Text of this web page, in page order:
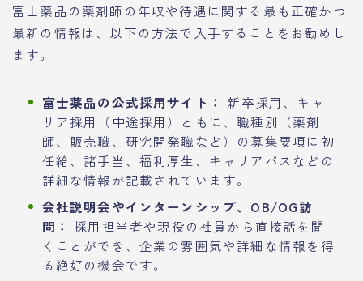
富士薬品の薬剤師の年収や待遇に関する最も正確かつ
最新の情報は、以下の方法で入手することをお勧めし
ます。
富士薬品の公式採用サイト：
新卒採用、キャ
リア採用（中途採用）ともに、職種別（薬剤
師、販売職、研究開発職など）の募集要項に初
任給、諸手当、福利厚生、キャリアパスなどの
詳細な情報が記載されています。
会社説明会やインターンシップ、OB/OG訪
問：
採用担当者や現役の社員から直接話を聞
くことができ、企業の雰囲気や詳細な情報を得
る絶好の機会です。